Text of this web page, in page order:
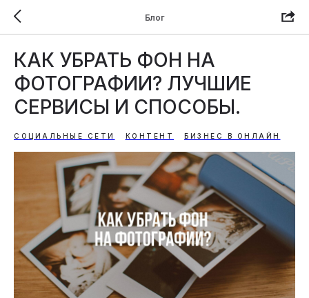
Блог
КАК УБРАТЬ ФОН НА
ФОТОГРАФИИ? ЛУЧШИЕ
СЕРВИСЫ И СПОСОБЫ.
СОЦИАЛЬНЫЕ СЕТИ КОНТЕНТ БИЗНЕС В ОНЛАЙН